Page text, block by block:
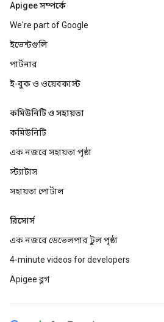
Apigee সম্পর্কে
We're part of Google
ইভেন্টগুলি
পার্টনার
ই-বুক ও ওয়েবকাস্ট
কমিউনিটি ও সহায়তা
কমিউনিটি
এক নজরে সহায়তা পৃষ্ঠা
স্ট্যাটাস
সহায়তা পোর্টাল
রিসোর্স
এক নজরে ডেভেলপার টুল পৃষ্ঠা
4-minute videos for developers
Apigee ব্লগ